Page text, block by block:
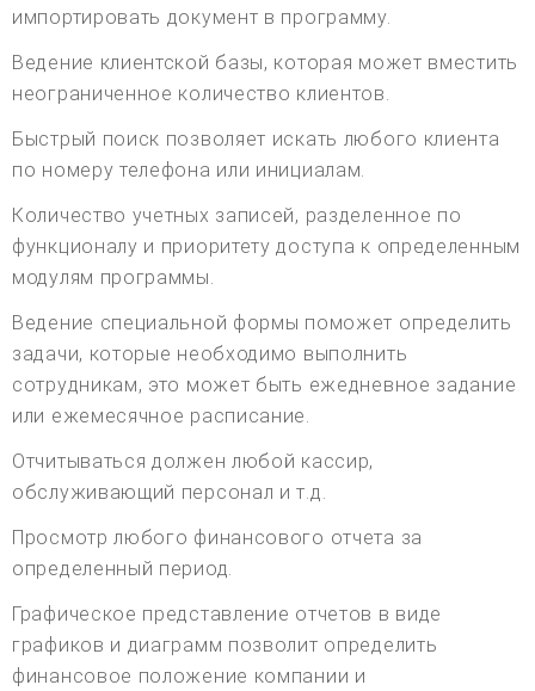
импортировать документ в программу.
Ведение клиентской базы, которая может вместить
неограниченное количество клиентов.
Быстрый поиск позволяет искать любого клиента
по номеру телефона или инициалам.
Количество учетных записей, разделенное по
функционалу и приоритету доступа к определенным
модулям программы.
Ведение специальной формы поможет определить
задачи, которые необходимо выполнить
сотрудникам, это может быть ежедневное задание
или ежемесячное расписание.
Отчитываться должен любой кассир,
обслуживающий персонал и т.д.
Просмотр любого финансового отчета за
определенный период.
Графическое представление отчетов в виде
графиков и диаграмм позволит определить
финансовое положение компании и